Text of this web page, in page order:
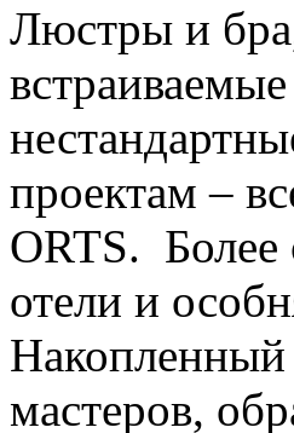
Люстры и
проектам –
ORTS. Более
отели и
мастеров,